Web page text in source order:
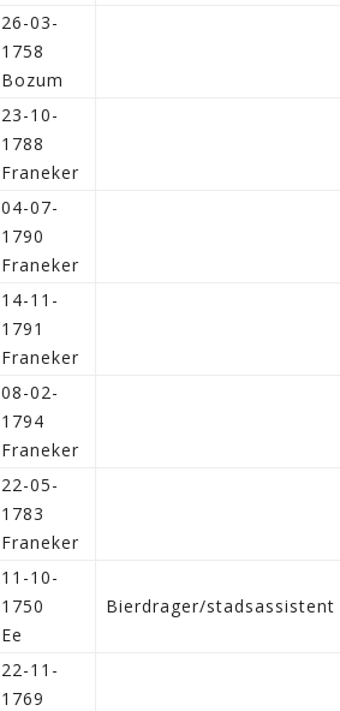
26-03-
1758
Bozum
23-10-
1788
Franeker
04-07-
1790
Franeker
14-11-
1791
Franeker
08-02-
1794
Franeker
22-05-
1783
Franeker
11-10-
1750
Ee
Bierdrager/stadsassistent
22-11-
1769